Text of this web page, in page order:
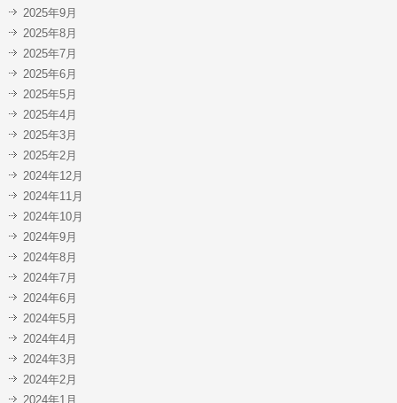
2025年9月
2025年8月
2025年7月
2025年6月
2025年5月
2025年4月
2025年3月
2025年2月
2024年12月
2024年11月
2024年10月
2024年9月
2024年8月
2024年7月
2024年6月
2024年5月
2024年4月
2024年3月
2024年2月
2024年1月